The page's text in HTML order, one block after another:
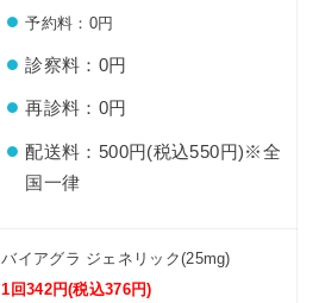
予約料：0円
診察料：0円
再診料：0円
配送料：500円(税込550円)※全
国一律
バイアグラ ジェネリック(25mg)
1回342円(税込376円)